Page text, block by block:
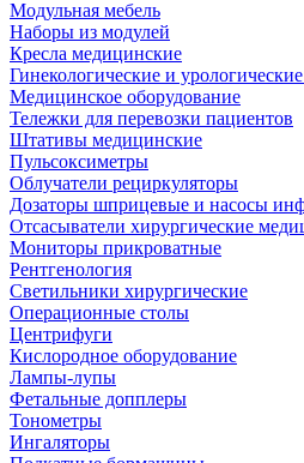
Модульная мебель
Наборы из модулей
Кресла медицинские
Гинекологические и урологические
Медицинское оборудование
Тележки для перевозки пациентов
Штативы медицинские
Пульсоксиметры
Облучатели рециркуляторы
Дозаторы шприцевые и насосы
Отсасыватели хирургические
Мониторы прикроватные
Рентгенология
Светильники хирургические
Операционные столы
Центрифуги
Кислородное оборудование
Лампы-лупы
Фетальные допплеры
Тонометры
Ингаляторы